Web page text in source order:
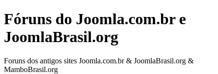
Fóruns do Joomla.com.br e
JoomlaBrasil.org
Foruns dos antigos sites Joomla.com.br & JoomlaBrasil.org &
MamboBrasil.org